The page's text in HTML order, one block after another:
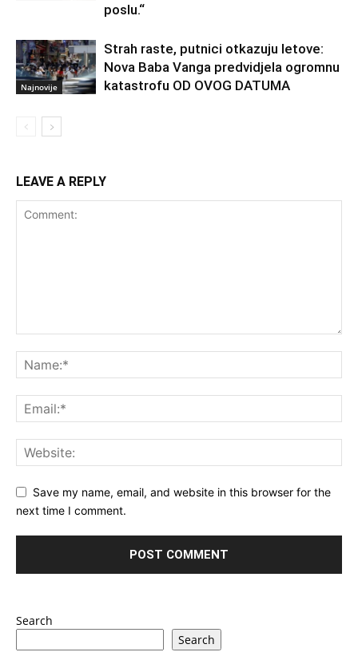
poslu.“
Najnovije
Strah raste, putnici otkazuju letove:
Nova Baba Vanga predvidjela ogromnu
katastrofu OD OVOG DATUMA
LEAVE A REPLY
Save my name, email, and website in this browser for the
next time I comment.
Search
Search